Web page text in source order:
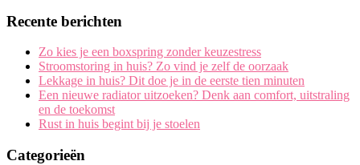
Recente berichten
Zo kies je een boxspring zonder keuzestress
Stroomstoring in huis? Zo vind je zelf de oorzaak
Lekkage in huis? Dit doe je in de eerste tien minuten
Een nieuwe radiator uitzoeken? Denk aan comfort, uitstraling
en de toekomst
Rust in huis begint bij je stoelen
Categorieën